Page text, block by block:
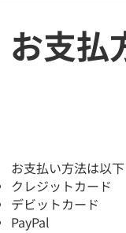
お支払
お支払い方法は以
クレジットカード
デビットカード
PayPal